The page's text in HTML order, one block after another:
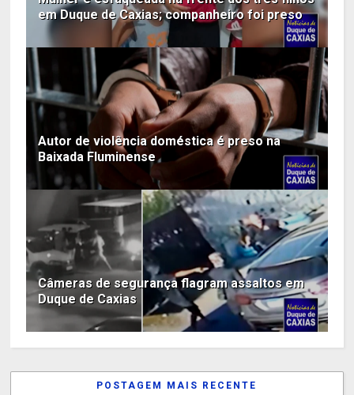
em Duque de Caxias; companheiro foi preso
Autor de violência doméstica é preso na
Baixada Fluminense
Câmeras de segurança flagram assaltos em
Duque de Caxias
POSTAGEM MAIS RECENTE